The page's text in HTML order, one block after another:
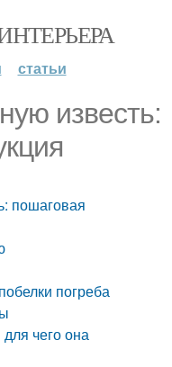
статьи
известь:
пошаговая
погреба
чего она